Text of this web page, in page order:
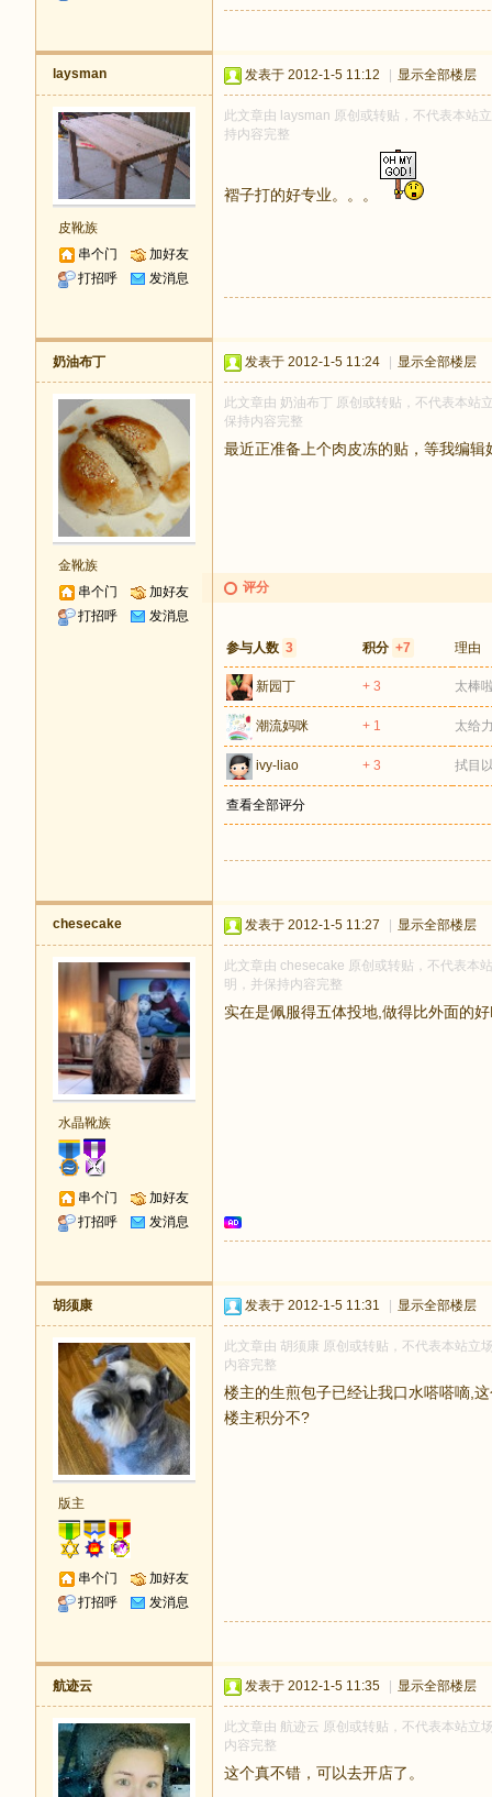
laysman
皮靴族
串个门
加好友
打招呼
发消息
发表于 2012-1-5 11:12 显示全部楼层
此文章由 laysman 原创或转贴，不代表本站
持内容完整
褶子打的好专业。。。
奶油布丁
金靴族
串个门
加好友
打招呼
发消息
发表于 2012-1-5 11:24 显示全部楼层
此文章由 奶油布丁 原创或转贴，不代表本站
保持内容完整
最近正准备上个肉皮冻的贴，等我编
评分
参与人数 3 积分 +7 理由
新园丁 + 3 太棒
潮流妈咪 + 1 太给
ivy-liao + 3 拭目
查看全部评分
chesecake
水晶靴族
串个门
加好友
打招呼
发消息
发表于 2012-1-5 11:27 显示全部楼层
此文章由 chesecake 原创或转贴，不代表本
明，并保持内容完整
实在是佩服得五体投地,做得比外面的
胡须康
版主
串个门
加好友
打招呼
发消息
发表于 2012-1-5 11:31 显示全部楼层
此文章由 胡须康 原创或转贴，不代表本站立
内容完整
楼主的生煎包子已经让我口水嗒嗒嘀,
楼主积分不?
航迹云 发表于 2012-1-5 11:35 显示全部楼层
此文章由 航迹云 原创或转贴，不代表本站立
内容完整
这个真不错，可以去开店了。